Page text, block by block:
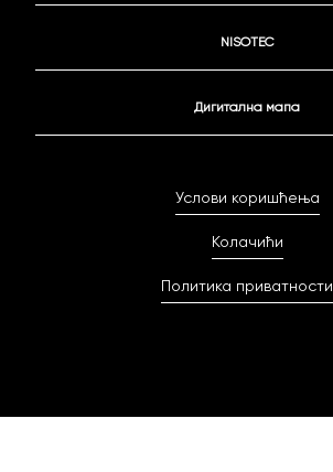
NISOTEC
Дигитална мапа
Услови коришћења
Колачићи
Политика приватности